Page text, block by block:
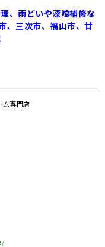
、雨どいや漆喰補修な
、三次市、福山市、廿
ム専門店